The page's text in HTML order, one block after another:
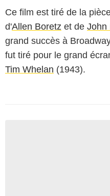
Ce film est tiré de la
d'Allen Boretz et de John
grand succès à
fut tiré pour le grand
Tim Whelan (1943).